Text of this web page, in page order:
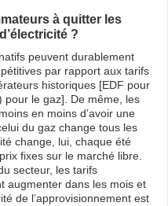
à quitter les
?
peuvent durablement
par rapport aux tarifs
historiques [EDF pour
pour le gaz]. De même, les
en moins d’avoir une
du gaz change tous les
change, lui, chaque été
fixes sur le marché libre.
secteur, les tarifs
augmenter dans les mois et
de l’approvisionnement est